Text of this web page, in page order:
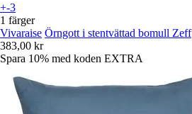
+-3
1 färger
Vivaraise Örngott i stentvättad bomull Zeff
383,00 kr
Spara 10% med koden EXTRA